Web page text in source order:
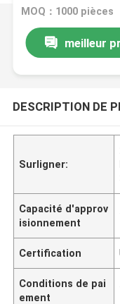
MOQ：1000 pièces
meilleur
DESCRIPTION DE
Surligner:
Capacité d'approv
isionnement
Certification
Conditions de pai
ement